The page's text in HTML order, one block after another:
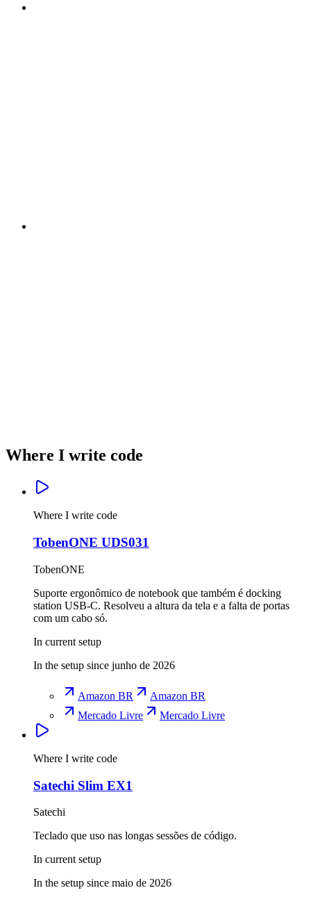
Where I write code
Where I write code
TobenONE UDS031
TobenONE
Suporte ergonômico de notebook que também é docking
station USB-C. Resolveu a altura da tela e a falta de portas
com um cabo só.
In current setup
In the setup since junho de 2026
Amazon BR
Amazon BR
Mercado Livre
Mercado Livre
Where I write code
Satechi Slim EX1
Satechi
Teclado que uso nas longas sessões de código.
In current setup
In the setup since maio de 2026